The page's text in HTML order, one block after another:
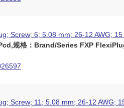
Screw; 6; 5.08 mm; 26-12 AWG; 15
规格：Brand/Series FXP
Screw; 11; 5.08 mm; 26-12 AWG;